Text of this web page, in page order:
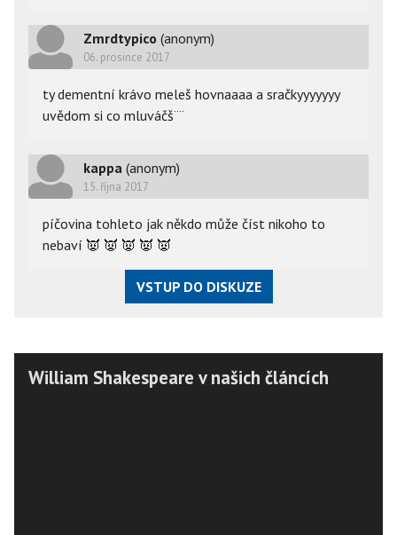
Zmrdtypico (anonym)
06. prosince 2017
ty dementní krávo meleš hovnaaaa a sračkyyyyyyy
uvědom si co mluváčš¨¨
kappa (anonym)
15. října 2017
píčovina tohleto jak někdo může číst nikoho to
nebaví 👿 👿 👿 👿 👿
VSTUP DO DISKUZE
William Shakespeare v našich článcích